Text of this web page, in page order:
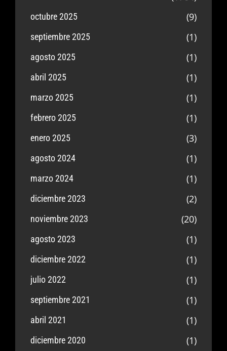
octubre 2025 (9)
septiembre 2025 (1)
agosto 2025 (1)
abril 2025 (1)
marzo 2025 (1)
febrero 2025 (1)
enero 2025 (3)
agosto 2024 (1)
marzo 2024 (1)
diciembre 2023 (2)
noviembre 2023 (20)
agosto 2023 (1)
diciembre 2022 (1)
julio 2022 (1)
septiembre 2021 (1)
abril 2021 (1)
diciembre 2020 (1)